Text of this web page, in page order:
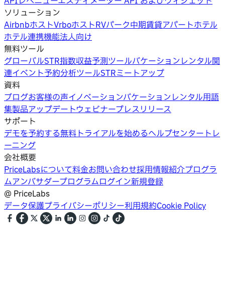
ソリューション
AirbnbホストVrboホストRVパーク中期賃貸アパートホテル
ホテル連携機能法人向け
無料ツール
グローバルSTR指数収益予測ツールバケーションレンタル関
連イベント予約分析ツールSTRミートアップ
資料
ブログお客様の声イノベーションバケーションレンタル用語
集製品アップデートウェビナープレスリリース
サポート
デモを予約する無料トライアルを始めるヘルプセンター トレ
ーニング
会社概要
PriceLabsについて料金お問い合わせ採用情報紹介プログラ
ムアンバサダープログラムログイン新規登録
@ PriceLabs
データ保護プライバシーポリシー利用規約Cookie Policy